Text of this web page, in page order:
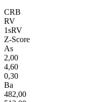
CRB
RV
1sRV
Z-Score
As
2,00
4,60
0,30
Ba
482,00